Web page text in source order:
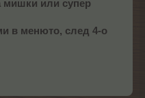
мишки или супер
в менюто, след 4-о